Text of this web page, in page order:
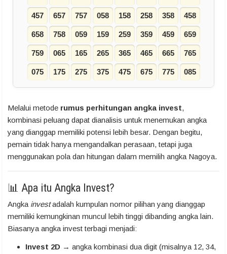
457 657 757 058 158 258 358 458
658 758 059 159 259 359 459 659
759 065 165 265 365 465 665 765
075 175 275 375 475 675 775 085
Melalui metode rumus perhitungan angka invest,
kombinasi peluang dapat dianalisis untuk menemukan angka
yang dianggap memiliki potensi lebih besar. Dengan begitu,
pemain tidak hanya mengandalkan perasaan, tetapi juga
menggunakan pola dan hitungan dalam memilih angka Nagoya.
📊 Apa itu Angka Invest?
Angka investadalah kumpulan nomor pilihan yang dianggap
memiliki kemungkinan muncul lebih tinggi dibanding angka lain.
Biasanya angka invest terbagi menjadi:
Invest 2D → angka kombinasi dua digit (misalnya 12, 34,